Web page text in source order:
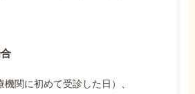
機関に初めて受診した日）、